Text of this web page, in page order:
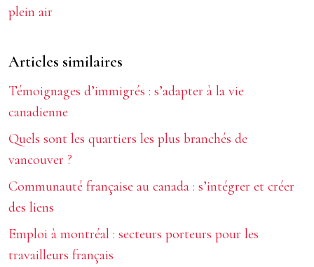
plein air
Articles similaires
Témoignages d’immigrés : s’adapter à la vie
canadienne
Quels sont les quartiers les plus branchés de
vancouver ?
Communauté française au canada : s’intégrer et créer
des liens
Emploi à montréal : secteurs porteurs pour les
travailleurs français